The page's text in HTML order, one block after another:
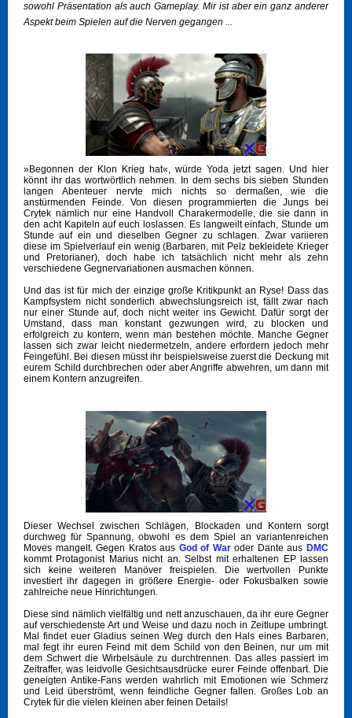
sowohl Präsentation als auch Gameplay. Mir ist aber ein ganz anderer
Aspekt beim Spielen auf die Nerven gegangen ...
»Begonnen der Klon Krieg hat«, würde Yoda jetzt sagen. Und hier
könnt ihr das wortwörtlich nehmen. In dem sechs bis sieben Stunden
langen Abenteuer nervte mich nichts so dermaßen, wie die
anstürmenden Feinde. Von diesen programmierten die Jungs bei
Crytek nämlich nur eine Handvoll Charakermodelle, die sie dann in
den acht Kapiteln auf euch loslassen. Es langweilt einfach, Stunde um
Stunde auf ein und dieselben Gegner zu schlagen. Zwar variieren
diese im Spielverlauf ein wenig (Barbaren, mit Pelz bekleidete Krieger
und Pretorianer), doch habe ich tatsächlich nicht mehr als zehn
verschiedene Gegnervariationen ausmachen können.
Und das ist für mich der einzige große Kritikpunkt an Ryse! Dass das
Kampfsystem nicht sonderlich abwechslungsreich ist, fällt zwar nach
nur einer Stunde auf, doch nicht weiter ins Gewicht. Dafür sorgt der
Umstand, dass man konstant gezwungen wird, zu blocken und
erfolgreich zu kontern, wenn man bestehen möchte. Manche Gegner
lassen sich zwar leicht niedermetzeln, andere erfordern jedoch mehr
Feingefühl. Bei diesen müsst ihr beispielsweise zuerst die Deckung mit
eurem Schild durchbrechen oder aber Angriffe abwehren, um dann mit
einem Kontern anzugreifen.
Dieser Wechsel zwischen Schlägen, Blockaden und Kontern sorgt
durchweg für Spannung, obwohl es dem Spiel an variantenreichen
Moves mangelt. Gegen Kratos aus God of Waroder Dante aus DMC
kommt Protagonist Marius nicht an. Selbst mit erhaltenen EP lassen
sich keine weiteren Manöver freispielen. Die wertvollen Punkte
investiert ihr dagegen in größere Energie- oder Fokusbalken sowie
zahlreiche neue Hinrichtungen.
Diese sind nämlich vielfältig und nett anzuschauen, da ihr eure Gegner
auf verschiedenste Art und Weise und dazu noch in Zeitlupe umbringt.
Mal findet euer Gladius seinen Weg durch den Hals eines Barbaren,
mal fegt ihr euren Feind mit dem Schild von den Beinen, nur um mit
dem Schwert die Wirbelsäule zu durchtrennen. Das alles passiert im
Zeitraffer, was leidvolle Gesichtsausdrücke eurer Feinde offenbart. Die
geneigten Antike-Fans werden wahrlich mit Emotionen wie Schmerz
und Leid überströmt, wenn feindliche Gegner fallen. Großes Lob an
Crytek für die vielen kleinen aber feinen Details!